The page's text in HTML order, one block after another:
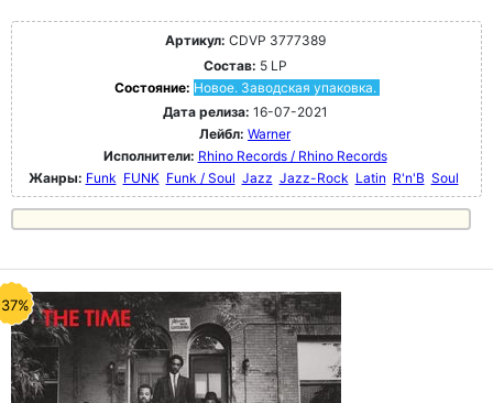
Артикул: CDVP 3777389
Состав: 5 LP
Состояние: Новое. Заводская упаковка.
Дата релиза: 16-07-2021
Лейбл: Warner
Исполнители: Rhino Records / Rhino Records
Жанры: Funk FUNK Funk / Soul Jazz Jazz-Rock Latin R'n'B Soul